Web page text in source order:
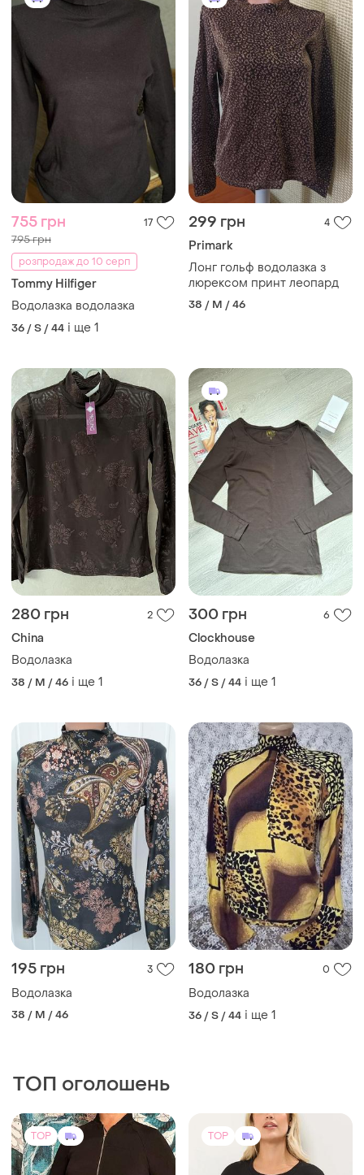
755 грн 17
795 грн
розпродаж до 10 серп
Tommy Hilfiger
Водолазка водолазка
36 / S / 44 і ще 1
299 грн 4
Primark
Лонг гольф водолазка з
люрексом принт леопард
38 / M / 46
280 грн 2
China
Водолазка
38 / M / 46 і ще 1
300 грн 6
Clockhouse
Водолазка
36 / S / 44 і ще 1
195 грн 3
Водолазка
38 / M / 46
180 грн 0
Водолазка
36 / S / 44 і ще 1
ТОП оголошень
TOP TOP